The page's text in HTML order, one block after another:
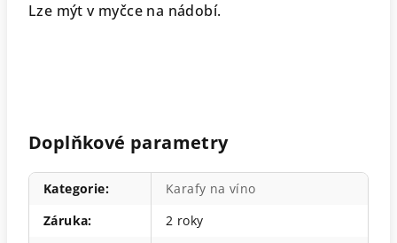
Lze mýt v myčce na nádobí.
Doplňkové parametry
Kategorie:
Karafy na ví­no
Záruka:
2 roky